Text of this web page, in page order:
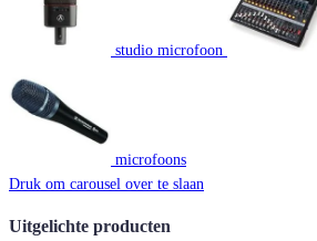
studio microfoon
microfoons
Druk om carousel over te slaan
Uitgelichte producten